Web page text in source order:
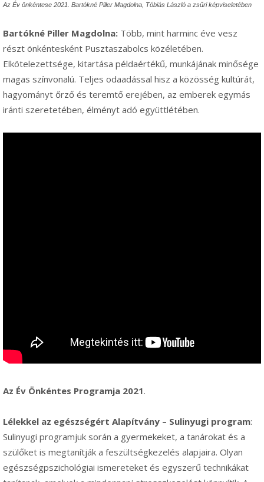
Az Év önkéntese 2021. Bartókné Piller Magdolna, Tóbiás László a zsűri képviseletében
Bartókné Piller Magdolna: Több, mint harminc éve vesz
részt önkéntesként Pusztaszabolcs közéletében.
Elkötelezettsége, kitartása példaértékű, munkájának minősége
magas színvonalú. Teljes odaadással hisz a közösség kultúrát,
hagyományt őrző és teremtő erejében, az emberek egymás
iránti szeretetében, élményt adó együttlétében.
Az Év Önkéntes Programja 2021.
Lélekkel az egészségért Alapítvány – Sulinyugi program:
Sulinyugi programjuk során a gyermekeket, a tanárokat és a
szülőket is megtanítják a feszültségkezelés alapjaira. Olyan
egészségpszichológiai ismereteket és egyszerű technikákat